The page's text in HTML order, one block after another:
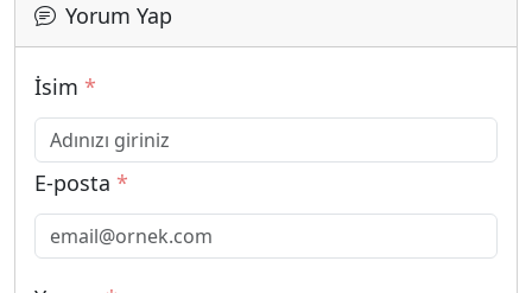
Yorum Yap
İsim *
E-posta *